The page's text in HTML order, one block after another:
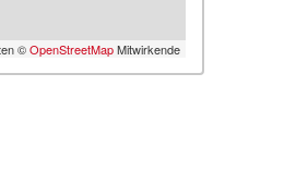
©OpenStreetMapMitwirkende